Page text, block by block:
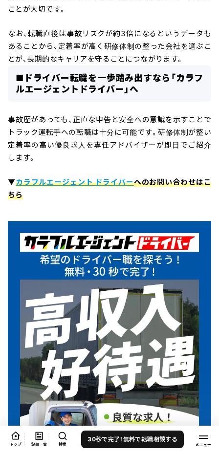
トップ 記事一覧 検索
30秒で完了！無料で転職相談する
ことが大切です。
なお、転職直後は事故リスクが約3倍になるというデータも
あることから、定着率が高く研修体制の整った会社を選ぶこ
とが、長期的なキャリアを守ることにつながります。
■ドライバー転職を一歩踏み出すなら「カラフ
ルエージェントドライバー」へ
事故歴があっても、正直な申告と安全への意識を示すことで
トラック運転手への転職は十分に可能です。研修体制が整い
定着率の高い優良求人を専任アドバイザーが即日でご紹介
します。
▼カラフルエージェント ドライバーへのお問い合わせはこ
ちら